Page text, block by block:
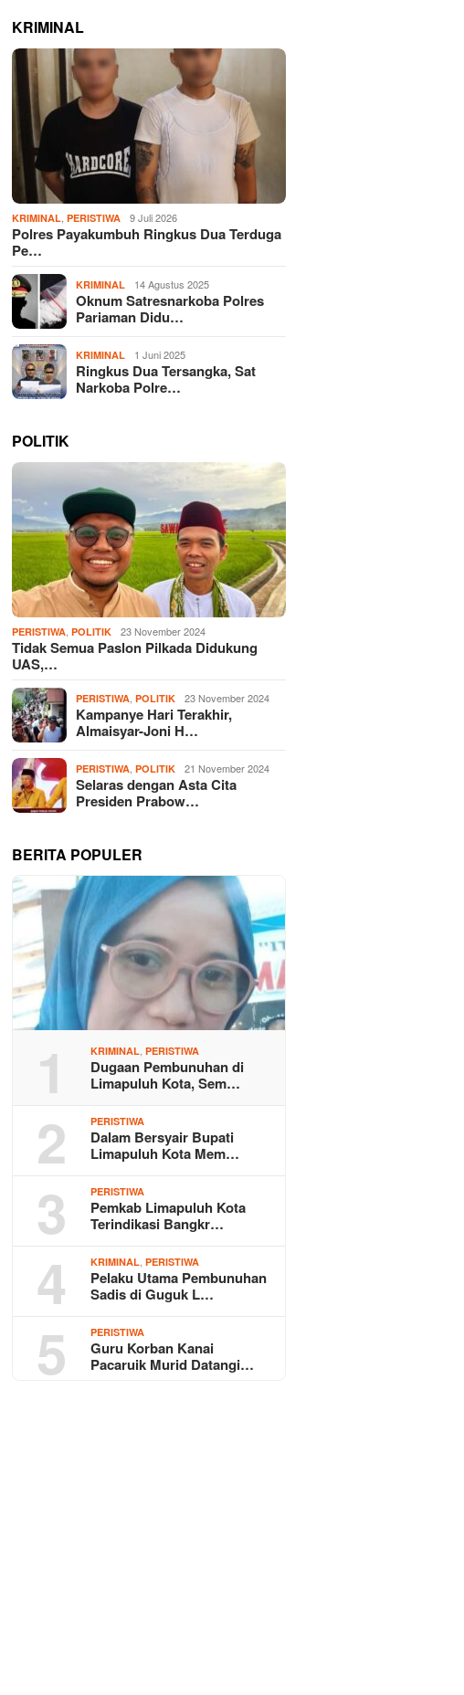
KRIMINAL
KRIMINAL ,PERISTIWA 9 Juli 2026
Polres Payakumbuh Ringkus Dua Terduga
Pe…
KRIMINAL 14 Agustus 2025
Oknum Satresnarkoba Polres
Pariaman Didu…
KRIMINAL 1 Juni 2025
Ringkus Dua Tersangka, Sat
Narkoba Polre…
POLITIK
PERISTIWA ,POLITIK 23 November 2024
Tidak Semua Paslon Pilkada Didukung
UAS,…
PERISTIWA ,POLITIK 23 November 2024
Kampanye Hari Terakhir,
Almaisyar-Joni H…
PERISTIWA ,POLITIK 21 November 2024
Selaras dengan Asta Cita
Presiden Prabow…
BERITA POPULER
1 KRIMINAL,PERISTIWA
Dugaan Pembunuhan di
Limapuluh Kota, Sem…
2 PERISTIWA
Dalam Bersyair Bupati
Limapuluh Kota Mem…
3 PERISTIWA
Pemkab Limapuluh Kota
Terindikasi Bangkr…
4 KRIMINAL,PERISTIWA
Pelaku Utama Pembunuhan
Sadis di Guguk L…
5 PERISTIWA
Guru Korban Kanai
Pacaruik Murid Datangi…